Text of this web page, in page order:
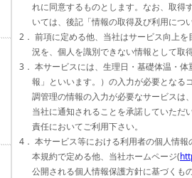
れに同意するものとします。なお、取得
いては、後記「情報の取得及び利用につ
2． 前項に定める他、当社はサービス向上
況を、個人を識別できない情報として取
3． 本サービスには、生理日・基礎体温・
報」といいます。）の入力が必要となる
調管理の情報の入力が必要なサービスは
当社に通知されることを承諾していただ
責任においてご利用下さい。
4． 本サービス等における利用者の個人情報
本規約で定める他、当社ホームページ(
公開される個人情報保護方針に基づくも